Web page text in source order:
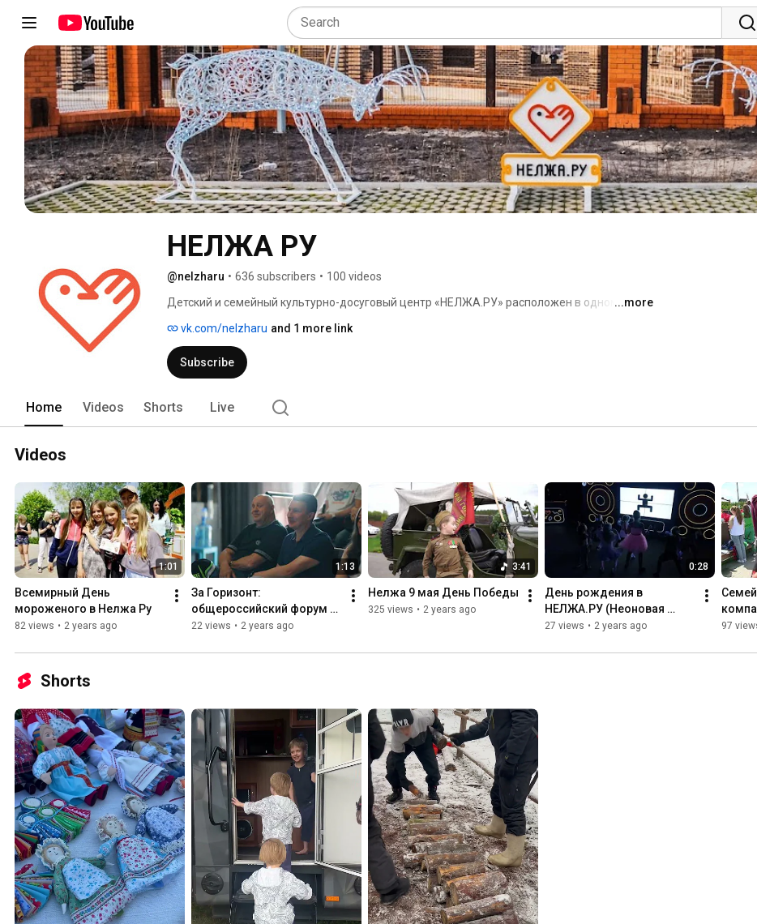
НЕЛЖА РУ
@nelzharu • 636 subscribers • 100 videos
Детский и семейный культурно-досуговый центр «НЕЛЖА.РУ» расположен в одном из ...more
vk.com/nelzharu and 1 more link
Subscribe
Home Videos Shorts Live
Videos
1:01
Всемирный День
мороженого в Нелжа Ру
82 views • 2 years ago
1:13
За Горизонт:
общероссийский форум
автопутешественников в
22 views • 2 years ago
3:41
Нелжа 9 мая День Победы
325 views • 2 years ago
0:28
День рождения в
НЕЛЖА.РУ (Неоновая
вечеринка)
27 views • 2 years ago 97
Shorts